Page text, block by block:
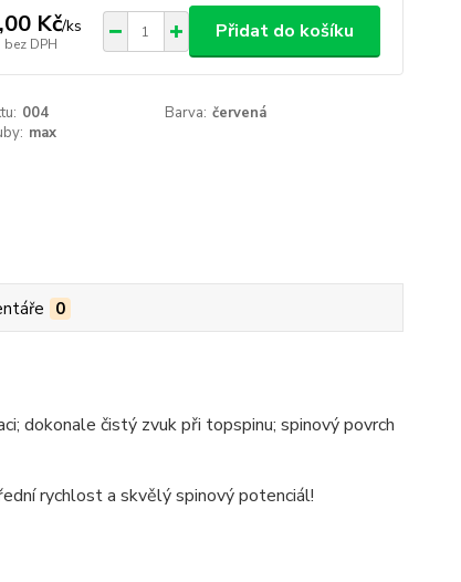
Kč/ks
bez DPH
Přidat do košíku
004 Barva: červená
max
0
dokonale čistý zvuk při topspinu; spinový povrch
rychlost a skvělý spinový potenciál!